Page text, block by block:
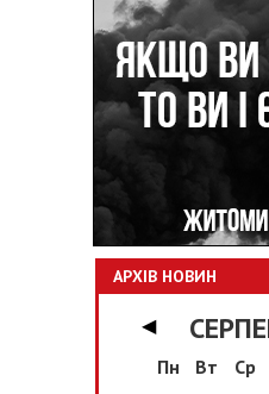
АРХІВ НОВИН
◀
Пн
Вт Ср